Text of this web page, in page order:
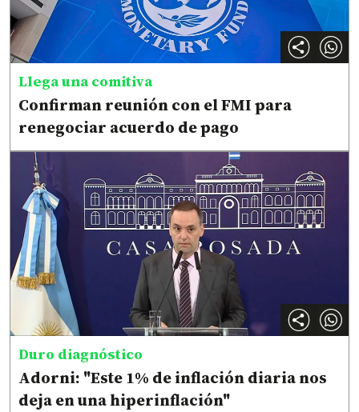
Llega una comitiva
Confirman reunión con el FMI para
renegociar acuerdo de pago
Duro diagnóstico
Adorni: "Este 1% de inflación diaria nos
deja en una hiperinflación"